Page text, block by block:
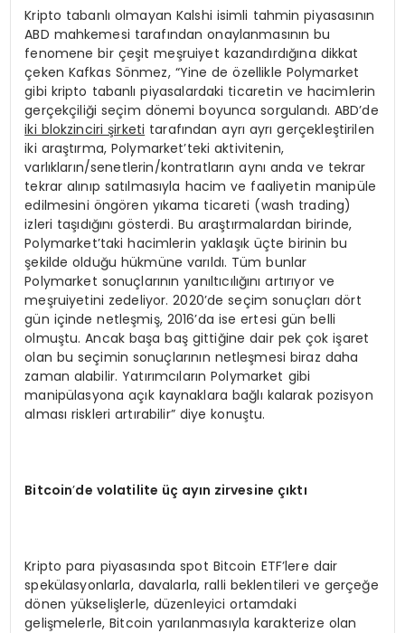
Kripto tabanlı olmayan Kalshi isimli tahmin piyasasının
ABD mahkemesi tarafından onaylanmasının bu
fenomene bir çeşit meşruiyet kazandırdığına dikkat
çeken Kafkas Sönmez, “Yine de özellikle Polymarket
gibi kripto tabanlı piyasalardaki ticaretin ve hacimlerin
gerçekçiliği seçim dönemi boyunca sorgulandı. ABD’de
iki blokzinciri şirketi tarafından ayrı ayrı gerçekleştirilen
iki araştırma, Polymarket’teki aktivitenin,
varlıkların/senetlerin/kontratların aynı anda ve tekrar
tekrar alınıp satılmasıyla hacim ve faaliyetin manipüle
edilmesini öngören yıkama ticareti (wash trading)
izleri taşıdığını gösterdi. Bu araştırmalardan birinde,
Polymarket’taki hacimlerin yaklaşık üçte birinin bu
şekilde olduğu hükmüne varıldı. Tüm bunlar
Polymarket sonuçlarının yanıltıcılığını artırıyor ve
meşruiyetini zedeliyor. 2020’de seçim sonuçları dört
gün içinde netleşmiş, 2016’da ise ertesi gün belli
olmuştu. Ancak başa baş gittiğine dair pek çok işaret
olan bu seçimin sonuçlarının netleşmesi biraz daha
zaman alabilir. Yatırımcıların Polymarket gibi
manipülasyona açık kaynaklara bağlı kalarak pozisyon
alması riskleri artırabilir” diye konuştu.
Bitcoin’de volatilite üç ayın zirvesine çıktı
Kripto para piyasasında spot Bitcoin ETF’lere dair
spekülasyonlarla, davalarla, ralli beklentileri ve gerçeğe
dönen yükselişlerle, düzenleyici ortamdaki
gelişmelerle, Bitcoin yarılanmasıyla karakterize olan